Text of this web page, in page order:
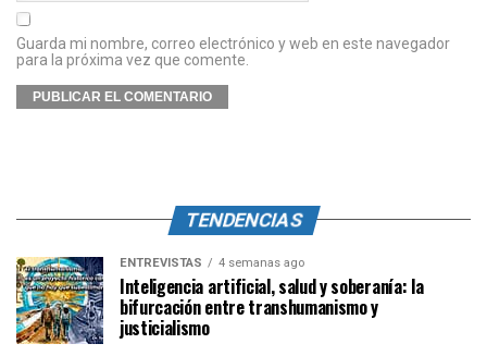
Guarda mi nombre, correo electrónico y web en este navegador
para la próxima vez que comente.
TENDENCIAS
ENTREVISTAS 4 semanas ago
Inteligencia artificial, salud y soberanía: la
bifurcación entre transhumanismo y
justicialismo